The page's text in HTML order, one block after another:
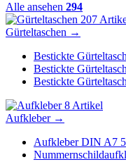
Alle ansehen 294
207
Gürteltaschen →
Bestickte
Bestickte
Bestickte
8 Artikel
Aufkleber →
Aufkleber DIN A7 5